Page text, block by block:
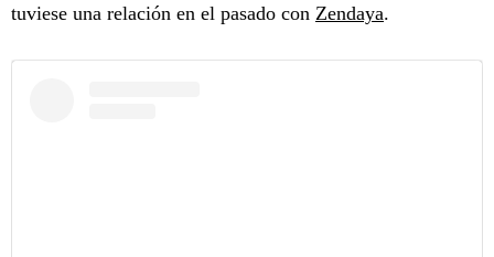
tuviese una relación en el pasado con Zendaya.